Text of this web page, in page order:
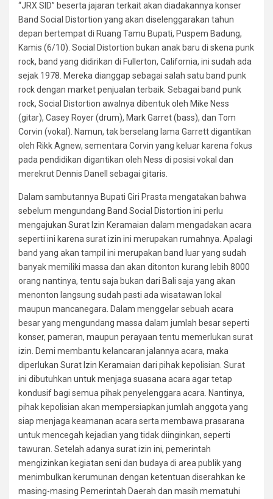
“JRX SID” beserta jajaran terkait akan diadakannya konser
Band Social Distortion yang akan diselenggarakan tahun
depan bertempat di Ruang Tamu Bupati, Puspem Badung,
Kamis (6/10). Social Distortion bukan anak baru di skena punk
rock, band yang didirikan di Fullerton, California, ini sudah ada
sejak 1978. Mereka dianggap sebagai salah satu band punk
rock dengan market penjualan terbaik. Sebagai band punk
rock, Social Distortion awalnya dibentuk oleh Mike Ness
(gitar), Casey Royer (drum), Mark Garret (bass), dan Tom
Corvin (vokal). Namun, tak berselang lama Garrett digantikan
oleh Rikk Agnew, sementara Corvin yang keluar karena fokus
pada pendidikan digantikan oleh Ness di posisi vokal dan
merekrut Dennis Danell sebagai gitaris.
Dalam sambutannya Bupati Giri Prasta mengatakan bahwa
sebelum mengundang Band Social Distortion ini perlu
mengajukan Surat Izin Keramaian dalam mengadakan acara
seperti ini karena surat izin ini merupakan rumahnya. Apalagi
band yang akan tampil ini merupakan band luar yang sudah
banyak memiliki massa dan akan ditonton kurang lebih 8000
orang nantinya, tentu saja bukan dari Bali saja yang akan
menonton langsung sudah pasti ada wisatawan lokal
maupun mancanegara. Dalam menggelar sebuah acara
besar yang mengundang massa dalam jumlah besar seperti
konser, pameran, maupun perayaan tentu memerlukan surat
izin. Demi membantu kelancaran jalannya acara, maka
diperlukan Surat Izin Keramaian dari pihak kepolisian. Surat
ini dibutuhkan untuk menjaga suasana acara agar tetap
kondusif bagi semua pihak penyelenggara acara. Nantinya,
pihak kepolisian akan mempersiapkan jumlah anggota yang
siap menjaga keamanan acara serta membawa prasarana
untuk mencegah kejadian yang tidak diinginkan, seperti
tawuran. Setelah adanya surat izin ini, pemerintah
mengizinkan kegiatan seni dan budaya di area publik yang
menimbulkan kerumunan dengan ketentuan diserahkan ke
masing-masing Pemerintah Daerah dan masih mematuhi